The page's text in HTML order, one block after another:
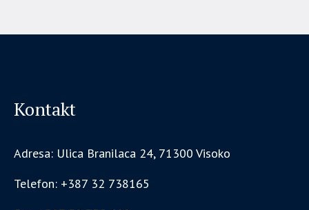
Kontakt
Adresa: Ulica Branilaca 24, 71300 Visoko
Telefon: +387 32 738165